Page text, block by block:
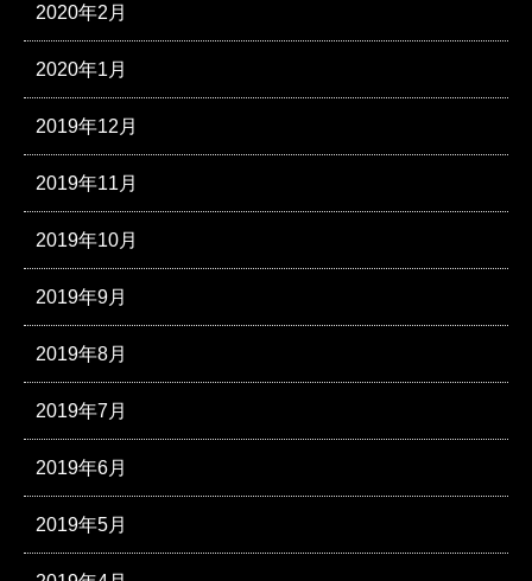
2020年2月
2020年1月
2019年12月
2019年11月
2019年10月
2019年9月
2019年8月
2019年7月
2019年6月
2019年5月